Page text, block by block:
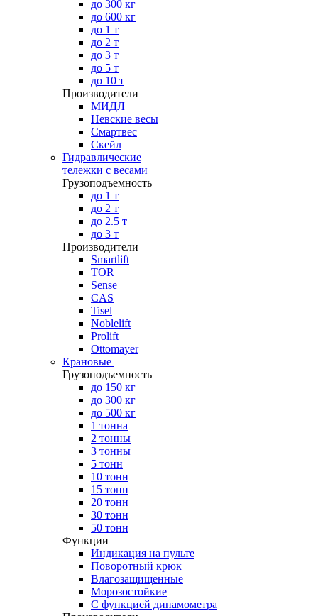
до 300 кг
до 600 кг
до 1 т
до 2 т
до 3 т
до 5 т
до 10 т
Производители
МИДЛ
Невские весы
Смартвес
Скейл
Гидравлические
тележки с весами
Грузоподъемность
до 1 т
до 2 т
до 2.5 т
до 3 т
Производители
Smartlift
TOR
Sense
CAS
Tisel
Noblelift
Prolift
Ottomayer
Крановые
Грузоподъемность
до 150 кг
до 300 кг
до 500 кг
1 тонна
2 тонны
3 тонны
5 тонн
10 тонн
15 тонн
20 тонн
30 тонн
50 тонн
Функции
Индикация на пульте
Поворотный крюк
Влагозащищенные
Морозостойкие
С функцией динамометра